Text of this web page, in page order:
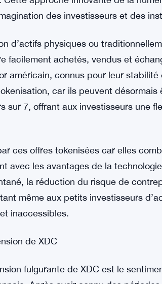
a non seulement ouvert de
une couche de transparence
du Trésor américain
prix XDC est la curiosité accrue
approche innovante de la
des investisseurs et des
d’actifs physiques ou
achetés, vendus et
américain, connus pour leur stabilité
car ils peuvent désormais
7, offrant aux investisseurs une
avec les avantages de la technologie